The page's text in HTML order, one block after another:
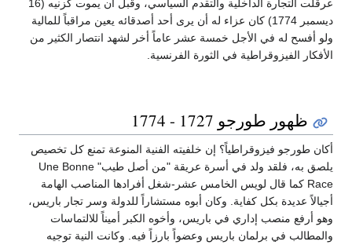
عرقلت التجارة الداخلية والتقدم السياسي، وقبل أن يموت كزنيه (16
ديسمبر 1774) كان عزاء له أن يرى أحد أصدقائه يعين مراقباً للمالية
ولو أفسح له في الأجل خمسة عشر عاماً أخر لشهد انتصار الكثير من
الأفكار الفيزوقراطية في الثورة الفرنسية.
ظهور طورجو 1727 - 1774
أكان طورجو فيزوقراطياً؟ إن خلفيته الفنية المنوعة تمنع كل تخصيص
يلصق به، فلقد ولد في أسرة عريقة "من أصل طيب" Une Bonne
Race كما قال لويس الخامس عشر-شغل أفرادها المناصب الهامة
أجيالاً عديدة بكل كفاية. وكان أبوه مستشاراً للدولة وسر تجار باريس،
وهو أرفع منصب إداري في باريس، وأخوه الكبر أميناً للالتماسات
والمطالب في برلمان باريس وعضواً بارزاً فيه. وكانت النية توجيه